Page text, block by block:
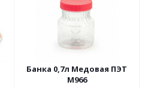
Банка 0,7л Медовая ПЭТ
М966